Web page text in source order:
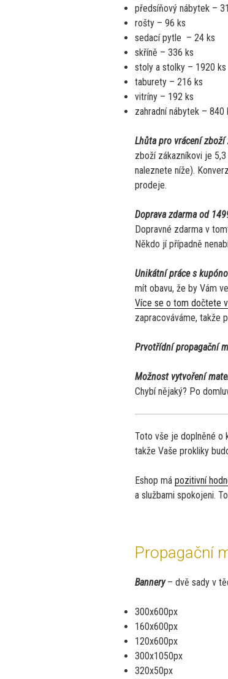
předsíňový nábytek –
rošty – 96 ks
sedací pytle – 24 ks
skříně – 336 ks
stoly a stolky – 1920 ks
taburety – 216 ks
vitríny – 192 ks
zahradní nábytek – 840
Lhůta pro vrácení
zboží zákazníkovi je
naleznete níže).
prodeje.
Doprava zdarma od
Dopravné zdarma v
Někdo jí případně
Unikátní práce s
mít obavu, že by Vám
Více se o tom dočtete
zapracováváme, takže
Prvotřídní propagační
Možnost vytvoření
Chybí nějaký? Po
Toto vše je doplněné o
takže Vaše prokliky
Eshop má pozitivní
a službami spokojeni.
Propagační
Bannery– dvě sady v
300x600px
160x600px
120x600px
300x1050px
320x50px